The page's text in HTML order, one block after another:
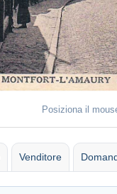
Posiziona il
Venditore